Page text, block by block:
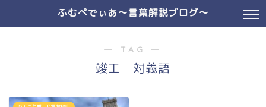
ふむぺでぃあ～言葉解説ブログ～
― TAG ―
竣工 対義語